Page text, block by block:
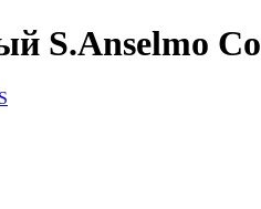
S.Anselmo